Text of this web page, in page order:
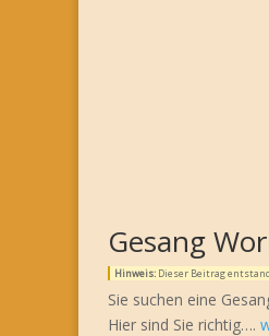
Gesang
Hinweis: Dieser Beitrag
Sie suchen eine
Hier sind Sie richtig….